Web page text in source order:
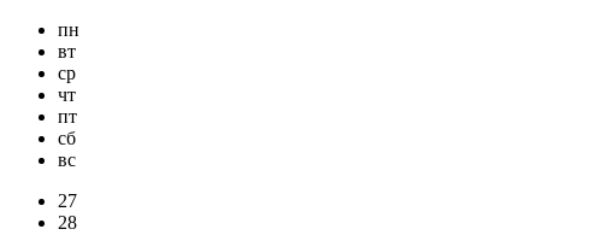
пн
вт
ср
чт
пт
сб
вс
27
28